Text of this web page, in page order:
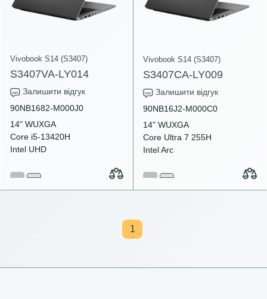
Vivobook S14 (S3407)
S3407VA-LY014
Залишити відгук
90NB1682-M000J0
14" WUXGA
Core i5-13420H
Intel UHD
Vivobook S14 (S3407)
S3407CA-LY009
Залишити відгук
90NB16J2-M000C0
14" WUXGA
Core Ultra 7 255H
Intel Arc
1